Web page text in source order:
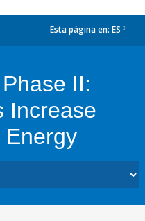
Esta página en: ES
II:
Increase
Energy